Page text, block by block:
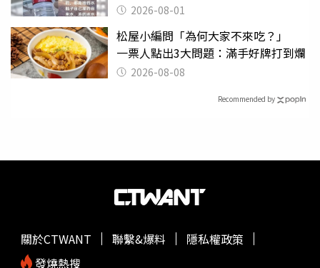
2026-08-01
松屋小編問「為何大家不來吃？」
一票人點出3大問題：滿手好牌打到爛
2026-08-08
Recommended by
關於CTWANT 聯繫&爆料
隱私權政策
發燒熱搜